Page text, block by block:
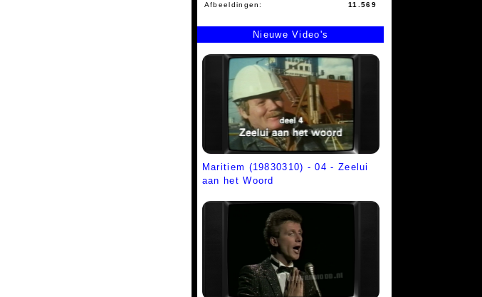
Afbeeldingen:
11.569
Nieuwe Video's
Maritiem (19830310) - 04 - Zeelui
aan het Woord